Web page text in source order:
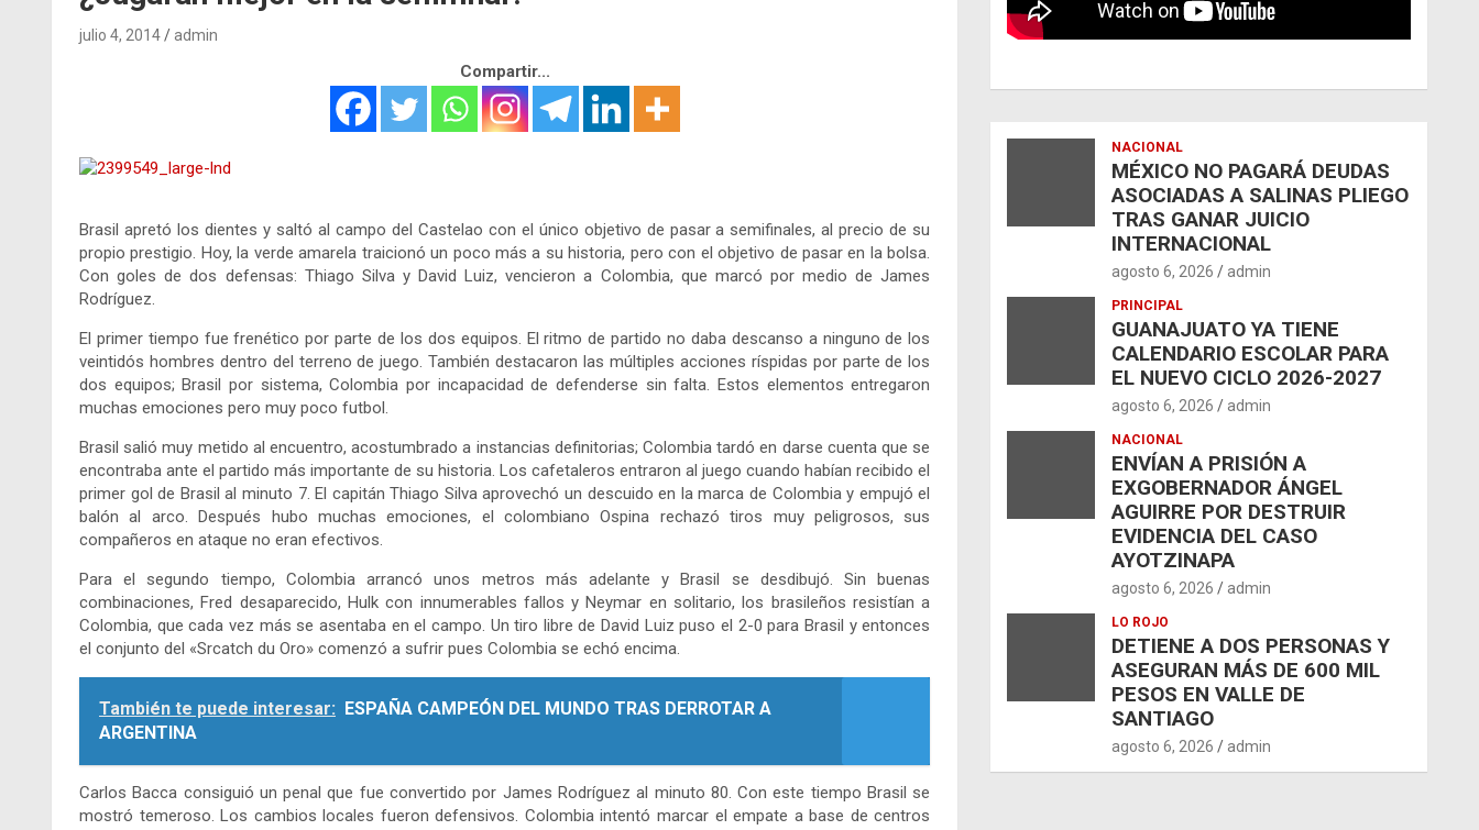
julio 4, 2014 admin
Compartir...
Brasil apretó los dientes y saltó al campo del Castelao con el único objetivo de pasar a semifinales, al precio de su
propio prestigio. Hoy, la verde amarela traicionó un poco más a su historia, pero con el objetivo de pasar en la bolsa.
Con goles de dos defensas: Thiago Silva y David Luiz, vencieron a Colombia, que marcó por medio de James
Rodríguez.
El primer tiempo fue frenético por parte de los dos equipos. El ritmo de partido no daba descanso a ninguno de los
veintidós hombres dentro del terreno de juego. También destacaron las múltiples acciones ríspidas por parte de los
dos equipos; Brasil por sistema, Colombia por incapacidad de defenderse sin falta. Estos elementos entregaron
muchas emociones pero muy poco futbol.
Brasil salió muy metido al encuentro, acostumbrado a instancias definitorias; Colombia tardó en darse cuenta que se
encontraba ante el partido más importante de su historia. Los cafetaleros entraron al juego cuando habían recibido el
primer gol de Brasil al minuto 7. El capitán Thiago Silva aprovechó un descuido en la marca de Colombia y empujó el
balón al arco. Después hubo muchas emociones, el colombiano Ospina rechazó tiros muy peligrosos, sus
compañeros en ataque no eran efectivos.
Para el segundo tiempo, Colombia arrancó unos metros más adelante y Brasil se desdibujó. Sin buenas
combinaciones, Fred desaparecido, Hulk con innumerables fallos y Neymar en solitario, los brasileños resistían a
Colombia, que cada vez más se asentaba en el campo. Un tiro libre de David Luiz puso el 2-0 para Brasil y entonces
el conjunto del «Srcatch du Oro» comenzó a sufrir pues Colombia se echó encima.
También te puede interesar: ESPAÑA CAMPEÓN DEL MUNDO TRAS DERROTAR A
ARGENTINA
Carlos Bacca consiguió un penal que fue convertido por James Rodríguez al minuto 80. Con este tiempo Brasil se
mostró temeroso. Los cambios locales fueron defensivos. Colombia intentó marcar el empate a base de centros
NACIONAL
MÉXICO NO PAGARÁ DEUDAS
ASOCIADAS A SALINAS PLIEGO
TRAS GANAR JUICIO
INTERNACIONAL
agosto 6, 2026 admin
PRINCIPAL
GUANAJUATO YA TIENE
CALENDARIO ESCOLAR PARA
EL NUEVO CICLO 2026-2027
agosto 6, 2026 admin
NACIONAL
ENVÍAN A PRISIÓN A
EXGOBERNADOR ÁNGEL
AGUIRRE POR DESTRUIR
EVIDENCIA DEL CASO
AYOTZINAPA
agosto 6, 2026 admin
LO ROJO
DETIENE A DOS PERSONAS Y
ASEGURAN MÁS DE 600 MIL
PESOS EN VALLE DE
SANTIAGO
agosto 6, 2026 admin